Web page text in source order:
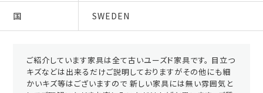
国 SWEDEN
ご紹介しています家具は全て古いユーズド家具です。 目立つ
キズなどは出来るだけご説明しておりますがその他にも細
かいキズ等はございますので 新しい家具には無い雰囲気と